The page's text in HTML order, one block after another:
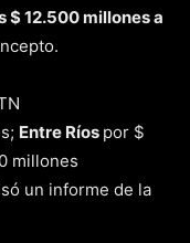
$ 12.500 millones a
Entre Ríos por $
millones
un informe de la